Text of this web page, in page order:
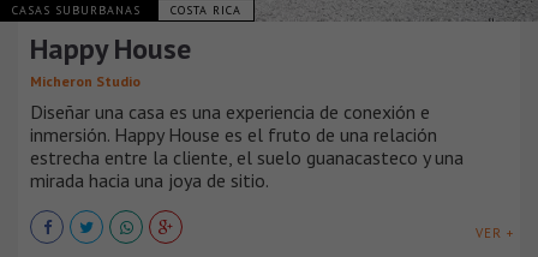
CASAS SUBURBANAS COSTA RICA
Happy House
Micheron Studio
Diseñar una casa es una experiencia de conexión e
inmersión. Happy House es el fruto de una relación
estrecha entre la cliente, el suelo guanacasteco y una
mirada hacia una joya de sitio.
VER +